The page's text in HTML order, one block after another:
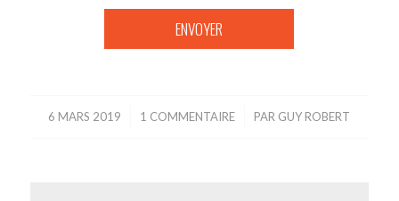
6 MARS 2019
/ 1 COMMENTAIRE
/ PAR GUY ROBERT